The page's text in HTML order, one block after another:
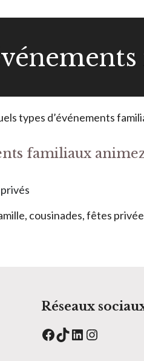
types d’événements
familiaux
cousinades, fêtes
Réseaux
Facebook TikTok LinkedIn Instagram